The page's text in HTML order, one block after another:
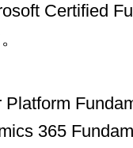
Certified
365